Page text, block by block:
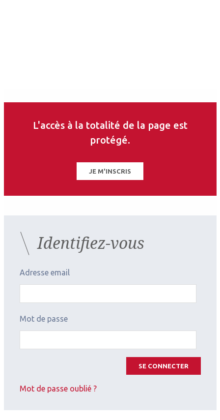
Auteurs
CHRU de Nancy
Les derniers articles sur
L'accès à la totalité de la page est
protégé.
JE M'INSCRIS
Identifiez-vous
Adresse email
Mot de passe
SE CONNECTER
Mot de passe oublié ?